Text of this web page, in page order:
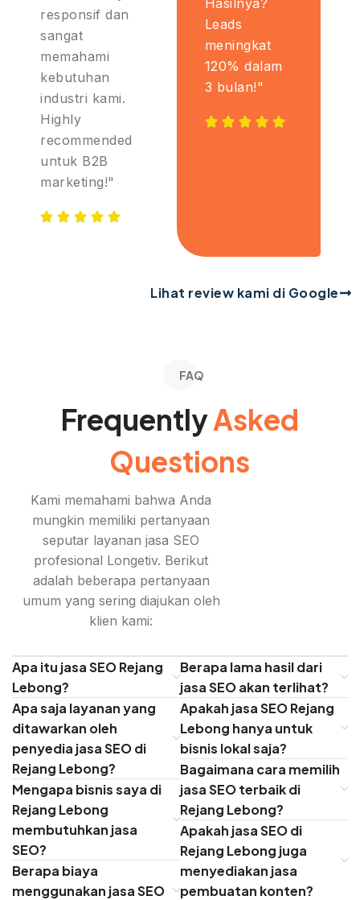
responsif dan
sangat
memahami
kebutuhan
industri kami.
Highly
recommended
untuk B2B
marketing!"
Hasilnya?
Leads
meningkat
120% dalam
3 bulan!"
Lihat review kami di Google
FAQ
FrequentlyAsked
Questions
Kami memahami bahwa Anda
mungkin memiliki pertanyaan
seputar layanan jasa SEO
profesional Longetiv. Berikut
adalah beberapa pertanyaan
umum yang sering diajukan oleh
klien kami:
Apa itu jasa SEO Rejang
Lebong?
Apa saja layanan yang
ditawarkan oleh
penyedia jasa SEO di
Rejang Lebong?
Mengapa bisnis saya di
Rejang Lebong
membutuhkan jasa
SEO?
Berapa biaya
menggunakan jasa SEO
Berapa lama hasil dari
jasa SEO akan terlihat?
Apakah jasa SEO Rejang
Lebong hanya untuk
bisnis lokal saja?
Bagaimana cara memilih
jasa SEO terbaik di
Rejang Lebong?
Apakah jasa SEO di
Rejang Lebong juga
menyediakan jasa
pembuatan konten?